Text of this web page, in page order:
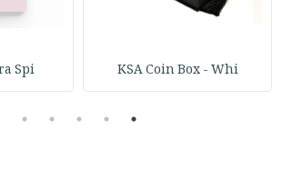
KSA Coin Box - Whi
Spi
1
2
3
4
5